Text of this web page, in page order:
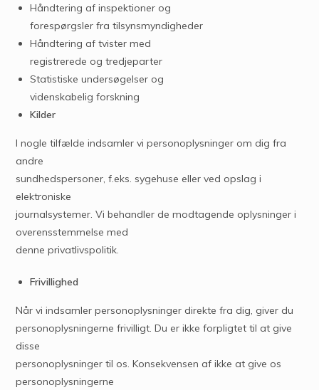
Håndtering af inspektioner og
forespørgsler fra tilsynsmyndigheder
Håndtering af tvister med
registrerede og tredjeparter
Statistiske undersøgelser og
videnskabelig forskning
Kilder
I nogle tilfælde indsamler vi personoplysninger om dig fra
andre
sundhedspersoner, f.eks. sygehuse eller ved opslag i
elektroniske
journalsystemer. Vi behandler de modtagende oplysninger i
overensstemmelse med
denne privatlivspolitik.
Frivillighed
Når vi indsamler personoplysninger direkte fra dig, giver du
personoplysningerne frivilligt. Du er ikke forpligtet til at give
disse
personoplysninger til os. Konsekvensen af ikke at give os
personoplysningerne